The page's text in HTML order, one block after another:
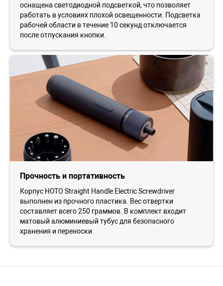
оснащена светодиодной подсветкой, что позволяет
работать в условиях плохой освещенности. Подсветка
рабочей области в течение 10 секунд отключается
после отпускания кнопки.
Прочность и портативность
Корпус HOTO Straight Handle Electric Screwdriver
выполнен из прочного пластика. Вес отвертки
составляет всего 250 граммов. В комплект входит
матовый алюминиевый тубус для безопасного
хранения и переноски.